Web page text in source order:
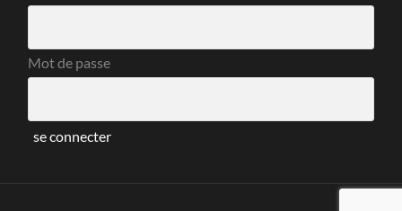
Mot de passe